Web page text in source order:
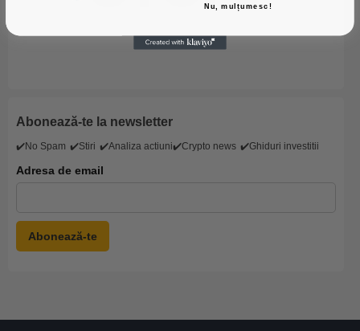
Abonează-te la newsletter
✔️No Spam ✔️Stiri ✔️Analiza actiuni✔️Crypto news ✔️Ghiduri investitii
Adresa de email
Nu, mulțumesc!